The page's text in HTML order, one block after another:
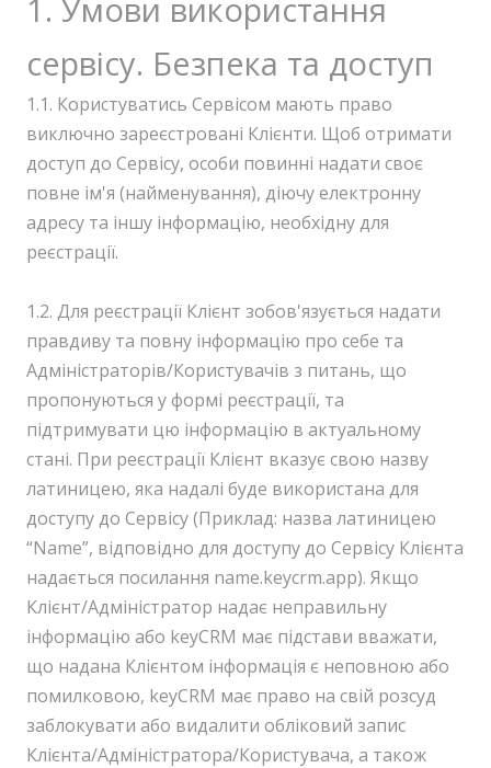
1. Умови використання
сервісу. Безпека та доступ
1.1. Користуватись Сервісом мають право
виключно зареєстровані Клієнти. Щоб отримати
доступ до Сервісу, особи повинні надати своє
повне ім'я (найменування), діючу електронну
адресу та іншу інформацію, необхідну для
реєстрації.
1.2. Для реєстрації Клієнт зобов'язується надати
правдиву та повну інформацію про себе та
Адміністраторів/Користувачів з питань, що
пропонуються у формі реєстрації, та
підтримувати цю інформацію в актуальному
стані. При реєстрації Клієнт вказує свою назву
латиницею, яка надалі буде використана для
доступу до Сервісу (Приклад: назва латиницею
“Name”, відповідно для доступу до Сервісу Клієнта
надається посилання name.keycrm.app). Якщо
Клієнт/Адміністратор надає неправильну
інформацію або keyCRM має підстави вважати,
що надана Клієнтом інформація є неповною або
помилковою, keyCRM має право на свій розсуд
заблокувати або видалити обліковий запис
Клієнта/Адміністратора/Користувача, а також